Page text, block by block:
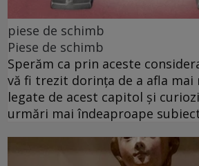
piese de schimb
Piese de schimb
Sperăm ca prin aceste
vă fi trezit dorința de a afla mai
legate de acest capitol și
urmări mai îndeaproape